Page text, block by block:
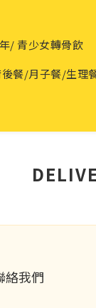
/ 青少女轉骨飲
餐/月子餐/生理
絡我們